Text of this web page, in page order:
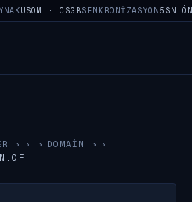
USOM · CSGBSENKRONIZASYON5SN
› DOMAIN
›